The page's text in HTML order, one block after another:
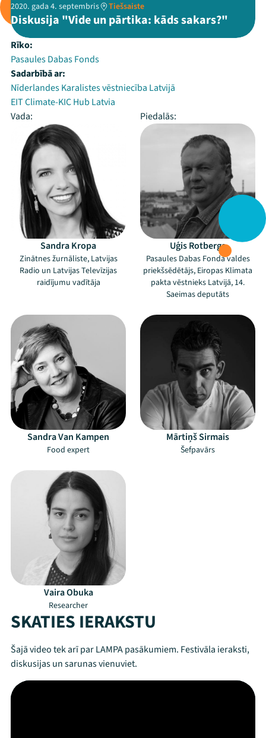
2020. gada 4. septembris Tiešsaiste
Diskusija "Vide un pārtika: kāds sakars?"
Rīko:
Pasaules Dabas Fonds
Sadarbībā ar:
Nīderlandes Karalistes vēstniecība Latvijā
EIT Climate-KIC Hub Latvia
Vada:
Piedalās:
Sandra Kropa
Zinātnes žurnāliste, Latvijas
Radio un Latvijas Televīzijas
raidījumu vadītāja
Uģis Rotbergs
Pasaules Dabas Fonda valdes
priekšsēdētājs, Eiropas Klimata
pakta vēstnieks Latvijā, 14.
Saeimas deputāts
Sandra Van Kampen
Food expert
Mārtiņš Sirmais
Šefpavārs
Vaira Obuka
Researcher
SKATIES IERAKSTU
Šajā video tek arī par LAMPA pasākumiem. Festivāla ieraksti,
diskusijas un sarunas vienuviet.